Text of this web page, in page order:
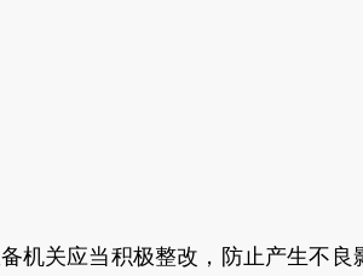
关应当积极整改，防止产生不良